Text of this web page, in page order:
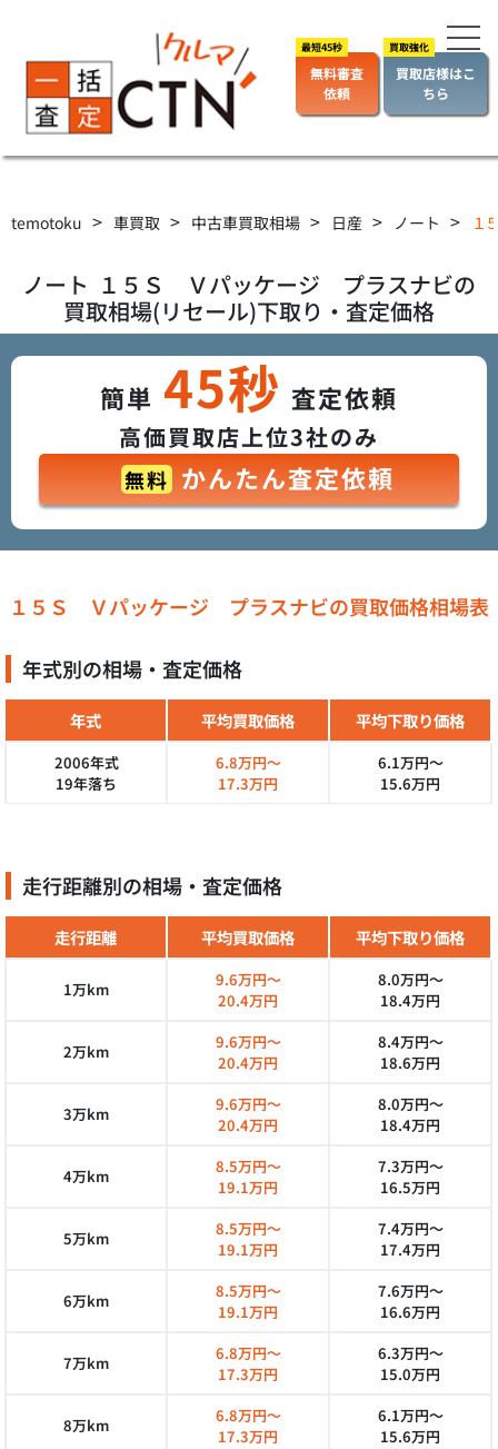
無料審査
依頼
買取店様はこ
ちら
temotoku > 車買取 > 中古車買取相場 > 日産 > ノート > １
ノート １５Ｓ Ｖパッケージ プラスナビの
買取相場(リセール)下取り・査定価格
簡単 45秒 査定依頼
高価買取店上位3社のみ
無料 かんたん査定依頼
１５Ｓ Ｖパッケージ プラスナビの買取価格相場表
年式別の相場・査定価格
年式 平均買取価格 平均下取り価格
2006年式
19年落ち
6.8万円～
17.3万円
6.1万円～
15.6万円
走行距離別の相場・査定価格
走行距離 平均買取価格 平均下取り価格
1万km
9.6万円～
20.4万円
8.0万円～
18.4万円
2万km
9.6万円～
20.4万円
8.4万円～
18.6万円
3万km
9.6万円～
20.4万円
8.0万円～
18.4万円
4万km
8.5万円～
19.1万円
7.3万円～
16.5万円
5万km
8.5万円～
19.1万円
7.4万円～
17.4万円
6万km
8.5万円～
19.1万円
7.6万円～
16.6万円
7万km
6.8万円～
17.3万円
6.3万円～
15.0万円
8万km
6.8万円～
17.3万円
6.1万円～
15.6万円